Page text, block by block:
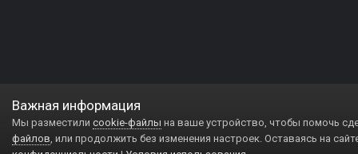
Важная информация
Мы разместили cookie-файлы на ваше устройство, чтобы помочь
файлов, или продолжить без изменения настроек. Оставаясь на